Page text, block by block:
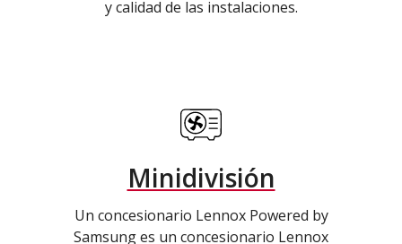
y calidad de las instalaciones.
Minidivisión
Un concesionario Lennox Powered by
Samsung es un concesionario Lennox